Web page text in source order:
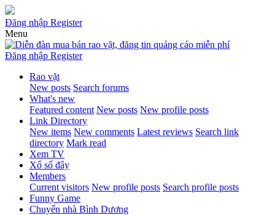
Đăng nhập Register
Menu
Đăng nhập Register
Rao vặt
New posts Search forums
What's new
Featured content New posts New profile posts
Link Directory
New items New comments Latest reviews Search link
directory Mark read
Xem TV
Xổ số đây
Members
Current visitors New profile posts Search profile posts
Funny Game
Chuyển nhà Bình Dương